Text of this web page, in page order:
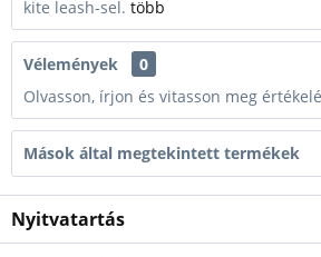
kite leash-sel. több
Vélemények
0
Olvasson, írjon és vitasson meg
Mások által megtekintett termékek
Nyitvatartás